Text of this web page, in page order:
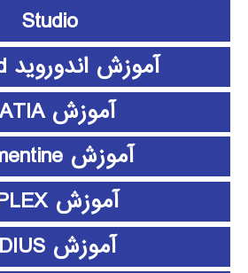
Studio
آموزش اندوروید android
آموزش CATIA
آموزش clementine
آموزش CPLEX
آموزش EDIUS